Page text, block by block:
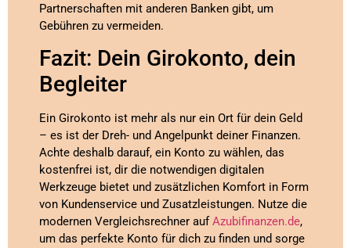
Partnerschaften mit anderen Banken gibt, um
Gebühren zu vermeiden.
Fazit: Dein Girokonto, dein
Begleiter
Ein Girokonto ist mehr als nur ein Ort für dein Geld
– es ist der Dreh- und Angelpunkt deiner Finanzen.
Achte deshalb darauf, ein Konto zu wählen, das
kostenfrei ist, dir die notwendigen digitalen
Werkzeuge bietet und zusätzlichen Komfort in Form
von Kundenservice und Zusatzleistungen. Nutze die
modernen Vergleichsrechner auf Azubifinanzen.de,
um das perfekte Konto für dich zu finden und sorge